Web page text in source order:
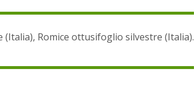
(Italia), Romice ottusifoglio silvestre (Italia).